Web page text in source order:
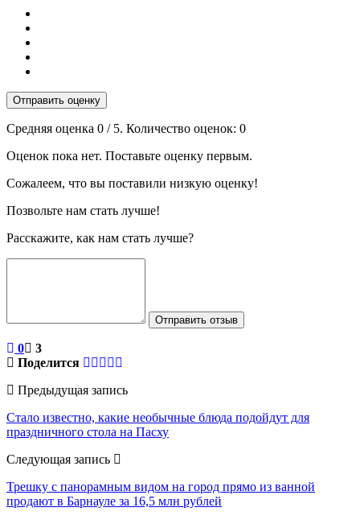
Отправить оценку
Средняя оценка 0 / 5. Количество оценок: 0
Оценок пока нет. Поставьте оценку первым.
Сожалеем, что вы поставили низкую оценку!
Позвольте нам стать лучше!
Расскажите, как нам стать лучше?
Отправить отзыв
0
3
Поделится
Предыдущая запись
Стало известно, какие необычные блюда подойдут для
праздничного стола на Пасху
Следующая запись
Трешку с панорамным видом на город прямо из ванной
продают в Барнауле за 16,5 млн рублей